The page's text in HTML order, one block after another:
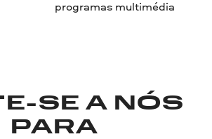
programas multimédia
SE A NÓS
PARA